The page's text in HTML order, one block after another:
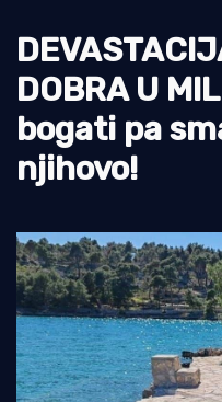
Ekologija
Tradicija i kultura
DOBRA U
bogati pa
njihovo!